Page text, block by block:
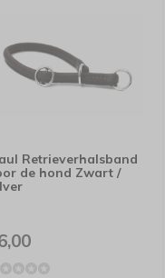
Retrieverhalsband
de hond Zwart /